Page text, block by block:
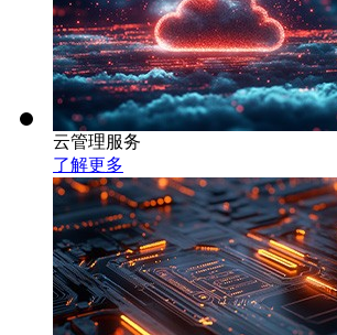
云管理服务
了解更多